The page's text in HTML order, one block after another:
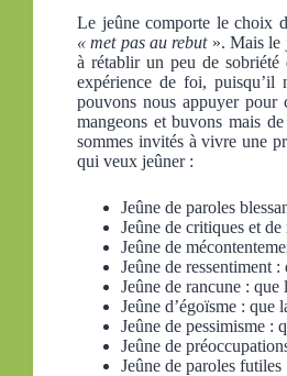
Le jeûne comporte le choix
« met pas au rebut». Mais le
à rétablir un peu de sobriété
expérience de foi, puisqu’il
pouvons nous appuyer pour
mangeons et buvons mais
sommes invités à vivre une
qui veux jeûner :
Jeûne de paroles
Jeûne de critiques et
Jeûne de
Jeûne de ressentiment
Jeûne de rancune : que
Jeûne d’égoïsme : que
Jeûne de pessimisme :
Jeûne de
Jeûne de paroles